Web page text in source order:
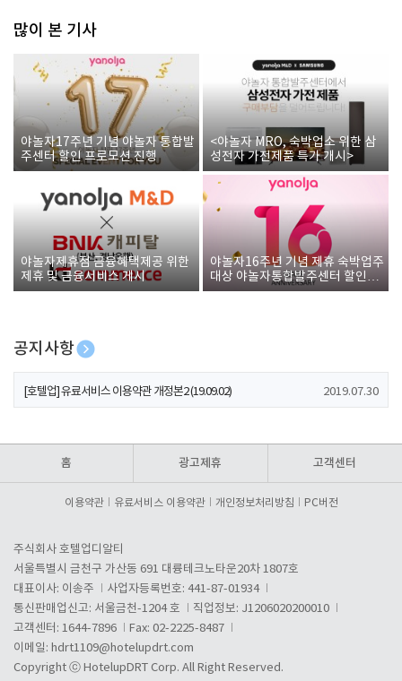
많이 본 기사
야놀자17주년 기념 야놀자 통합발
주센터 할인 프로모션 진행
<야놀자 MRO, 숙박업소 위한 삼
성전자 가전제품 특가 개시>
야놀자제휴점 금융혜택제공 위한
제휴 및 금융서비스 게시
야놀자16주년 기념 제휴 숙박업주
대상 야놀자통합발주센터 할인쿠
폰 증정
공지사항
[호텔업] 개인정보 처리방침 개정본1 (19.09.02)
[호텔업] 유료서비스 이용약관 개정본2 (19.09.02) 2019.07.30
홈 광고제휴 고객센터
이용약관 유료서비스 이용약관 개인정보처리방침 PC버전
주식회사 호텔업디알티
서울특별시 금천구 가산동 691 대륭테크노타운20차 1807호
대표이사: 이송주
사업자등록번호: 441-87-01934
통신판매업신고: 서울금천-1204 호
직업정보: J1206020200010
고객센터: 1644-7896
Fax: 02-2225-8487
이메일: hdrt1109@hotelupdrt.com
Copyright ⓒ HotelupDRT Corp. All Right Reserved.